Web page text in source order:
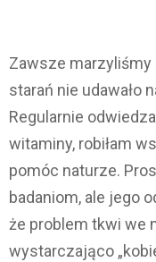
Zawsze
starań nie udawało
Regularnie
witaminy, robiłam
pomóc naturze.
badaniom, ale jego
że problem tkwi we
wystarczająco